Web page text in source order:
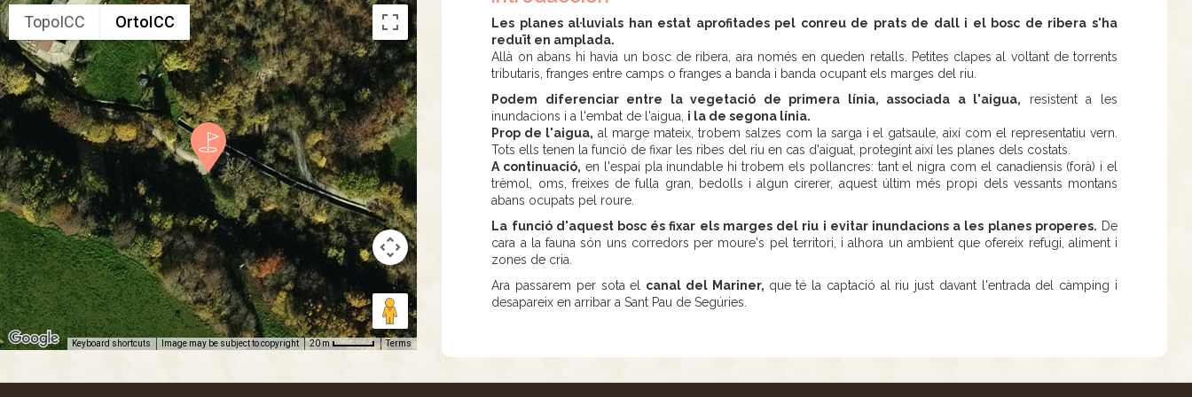
TopoICC OrtoICC
Keyboard shortcuts Image may be subject to copyright 20 m Terms
Les planes al·luvials han estat aprofitades pel conreu de prats de dall i el bosc de ribera s'ha
reduït en amplada.
Allà on abans hi havia un bosc de ribera, ara només en queden retalls. Petites clapes al voltant de torrents
tributaris, franges entre camps o franges a banda i banda ocupant els marges del riu.
Podem diferenciar entre la vegetació de primera línia, associada a l'aigua, resistent a les
inundacions i a l'embat de l'aigua, i la de segona línia.
Prop de l'aigua, al marge mateix, trobem salzes com la sarga i el gatsaule, així com el representatiu vern.
Tots ells tenen la funció de fixar les ribes del riu en cas d'aiguat, protegint així les planes dels costats.
A continuació, en l'espai pla inundable hi trobem els pollancres: tant el nigra com el canadiensis (forà) i el
trèmol, oms, freixes de fulla gran, bedolls i algun cirerer, aquest últim més propi dels vessants montans
abans ocupats pel roure.
La funció d'aquest bosc és fixar els marges del riu i evitar inundacions a les planes properes. De
cara a la fauna són uns corredors per moure's pel territori, i alhora un ambient que ofereix refugi, aliment i
zones de cria.
Ara passarem per sota el canal del Mariner, que té la captació al riu just davant l'entrada del càmping i
desapareix en arribar a Sant Pau de Segúries.